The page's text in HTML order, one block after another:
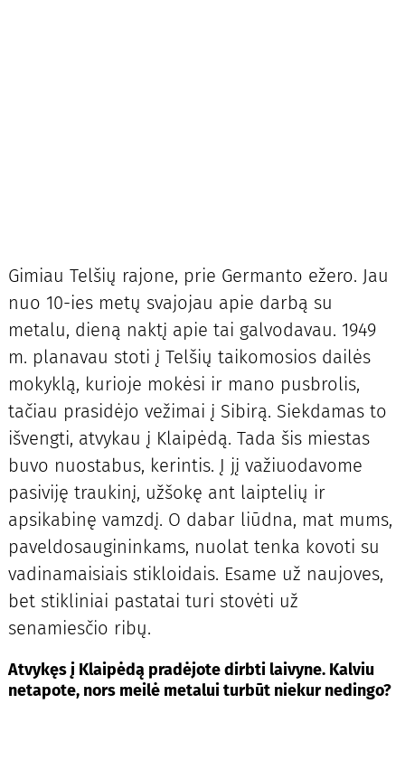
Gimiau Telšių rajone, prie Germanto ežero. Jau
nuo 10-ies metų svajojau apie darbą su
metalu, dieną naktį apie tai galvodavau. 1949
m. planavau stoti į Telšių taikomosios dailės
mokyklą, kurioje mokėsi ir mano pusbrolis,
tačiau prasidėjo vežimai į Sibirą. Siekdamas to
išvengti, atvykau į Klaipėdą. Tada šis miestas
buvo nuostabus, kerintis. Į jį važiuodavome
pasiviję traukinį, užšokę ant laiptelių ir
apsikabinę vamzdį. O dabar liūdna, mat mums,
paveldosaugininkams, nuolat tenka kovoti su
vadinamaisiais stikloidais. Esame už naujoves,
bet stikliniai pastatai turi stovėti už
senamiesčio ribų.
Atvykęs į Klaipėdą pradėjote dirbti laivyne. Kalviu
netapote, nors meilė metalui turbūt niekur nedingo?